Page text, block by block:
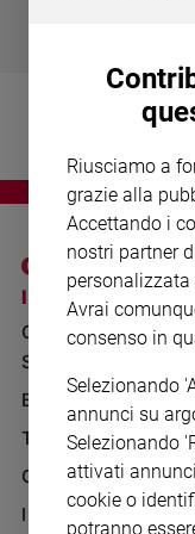
Devozione
fede
giorno
Santo
del
Società
e
valori
I SITI SAN
GRUPPO
SAN PAOLO
BENESSERE
TELENOVA
GAZZETTA
IL GIORNALINO
Riusciamo a
grazie alla
Accettando i
nostri partner
Avrai
consenso in
Selezionando
annunci su
Selezionando
attivati
cookie o
potranno